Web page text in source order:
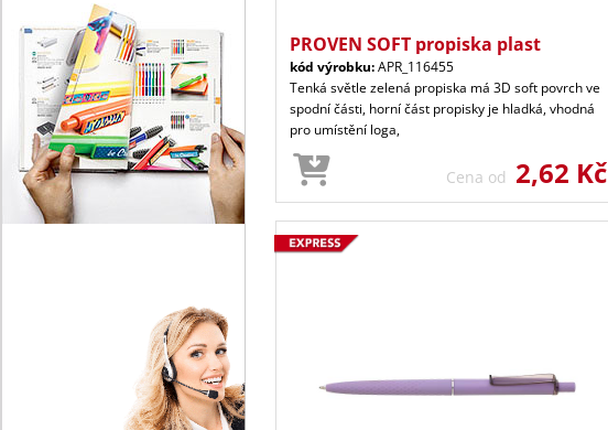
PROVEN SOFT propiska plast
kód výrobku:APR_116455
Tenká světle zelená propiska má 3D soft povrch ve
spodní části, horní část propisky je hladká, vhodná
pro umístění loga,
Cena od 2,62 Kč